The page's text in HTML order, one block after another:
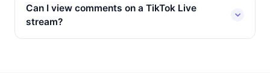
Can I view comments on a TikTok Live
stream?